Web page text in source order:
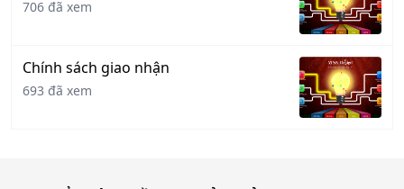
706 đã xem
Chính sách giao nhận
693 đã xem